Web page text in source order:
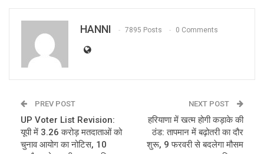
HANNI 7895 Posts 0 Comments
PREV POST
UP Voter List Revision:
यूपी में 3.26 करोड़ मतदाताओं को
चुनाव आयोग का नोटिस, 10
NEXT POST
हरियाणा में खत्म होगी कड़ाके की
ठंड: तापमान में बढ़ोतरी का दौर
शुरू, 9 फरवरी से बदलेगा मौसम